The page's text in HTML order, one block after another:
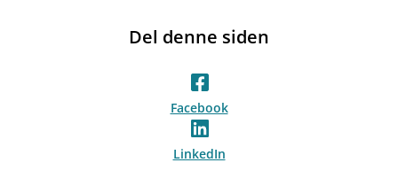
Del denne siden
Facebook
LinkedIn